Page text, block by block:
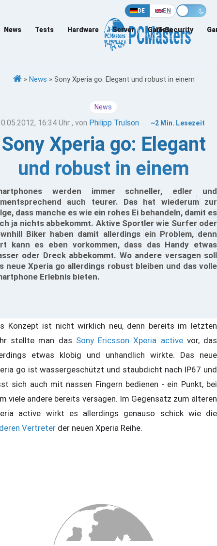
DE EN
News Tests Hardware Server Games
IT-Security
» News » Sony Xperia go: Elegant und robust in einem
News
16:34 Uhr , von Philipp Trulson ~2 Min. Lesezeit
Sony Xperia go: Elegant
und robust in einem
werden immer schneller, edler und
auch teurer. Das hat wiederum zur
dass manche es wie ein rohes Ei behandeln, damit es
ja nichts abbekommt. Aktive Sportler wie Surfer oder
Biker haben damit allerdings ein Problem, denn
kann es eben vorkommen, dass das Handy etwas
oder Dreck abbekommt. Wo andere versagen soll
neue Xperia go allerdings robust bleiben und das volle
Erlebnis bieten.
Konzept ist nicht wirklich neu, denn bereits im letzten
stellte man das Sony Ericsson Xperia activevor, das
etwas klobig und unhandlich wirkte. Das neue
go ist wassergeschützt und staubdicht nach IP67 und
sich auch mit nassen Fingern bedienen - ein Punkt, bei
viele andere bereits versagen. Im Gegensatz zum älteren
active wirkt es allerdings genauso schick wie die
Vertreter der neuen Xperia Reihe.